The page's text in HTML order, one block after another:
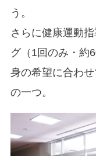
う。
さらに健康運動
グ（1回のみ・約
身の希望に合わ
の一つ。